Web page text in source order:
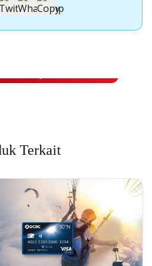
OCBC NISP
Terkait